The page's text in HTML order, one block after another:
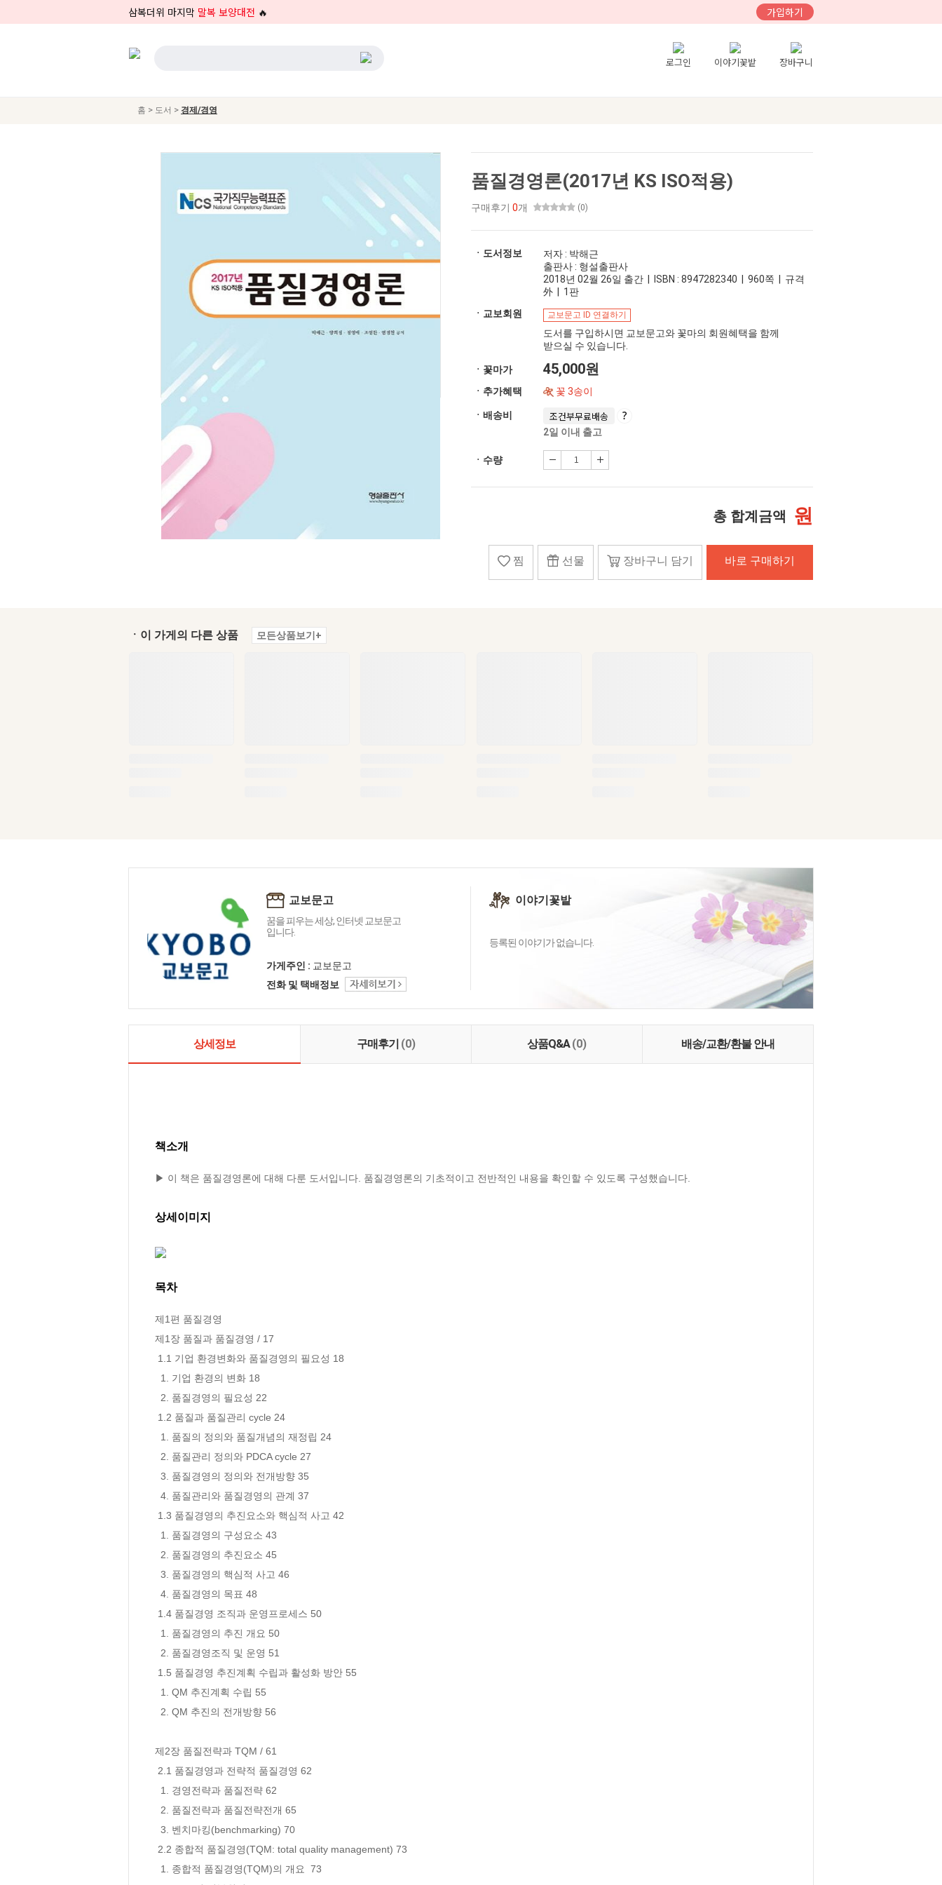
삼복더위 마지막 말복 보양대전 🔥 가입하기
로그인 이야기꽃밭 장바구니
홈 > 도서 > 경제/경영
품질경영론(2017년 KS ISO적용)
구매후기 0개 (0)
ㆍ도서정보
저자 : 박해근
출판사 : 형설출판사
2018년 02월 26일 출간 | ISBN : 8947282340 | 960쪽 | 규격
外 | 1판
ㆍ교보회원
교보문고 ID 연결하기
도서를 구입하시면 교보문고와 꽃마의 회원혜택을 함께
받으실 수 있습니다.
ㆍ꽃마가 45,000원
ㆍ추가혜택 꽃 3송이
ㆍ배송비 조건부무료배송
2일 이내 출고
ㆍ수량
총 합계금액 원
찜 선물 장바구니 담기 바로 구매하기
ㆍ이 가게의 다른 상품 모든상품보기+
교보문고
꿈을 피우는 세상, 인터넷 교보문고
입니다.
가게주인 : 교보문고
전화 및 택배정보
이야기꽃밭
등록된 이야기가 없습니다.
상세정보 구매후기 (0) 상품Q&A(0) 배송/교환/환불 안내
책소개
▶ 이 책은 품질경영론에 대해 다룬 도서입니다. 품질경영론의 기초적이고 전반적인 내용을 확인할 수 있도록 구성했습니다.
상세이미지
목차
제1편 품질경영
제1장 품질과 품질경영 / 17
제2장 품질전략과 TQM / 61